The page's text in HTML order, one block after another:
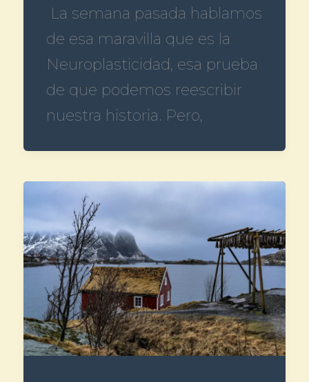
La semana pasada hablamos
de esa maravilla que es la
Neuroplasticidad, esa prueba
de que podemos reescribir
nuestra historia. Pero,